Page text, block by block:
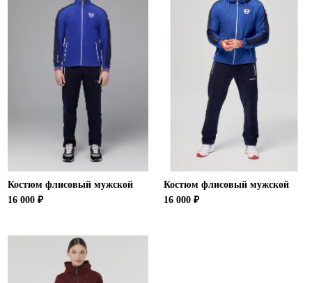
Костюм флисовый мужской
16 000 ₽
Костюм флисовый мужской
16 000 ₽